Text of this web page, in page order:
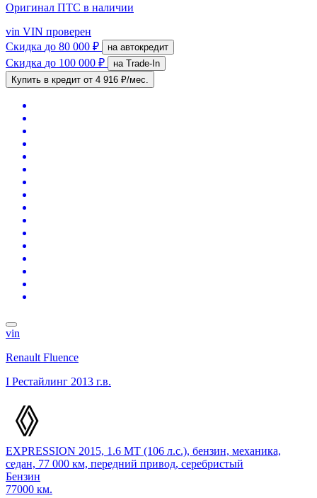
Оригинал ПТС в наличии
vin VIN проверен
Скидка до 80 000 ₽ на автокредит
Скидка до 100 000 ₽
на Trade-In
Купить в кредит от 4 916 ₽/мес.
vin
Renault Fluence
I Рестайлинг 2013 г.в.
EXPRESSION 2015, 1.6 MT (106 л.с.), бензин, механика,
седан, 77 000 км, передний привод, серебристый
Бензин
77000 км.